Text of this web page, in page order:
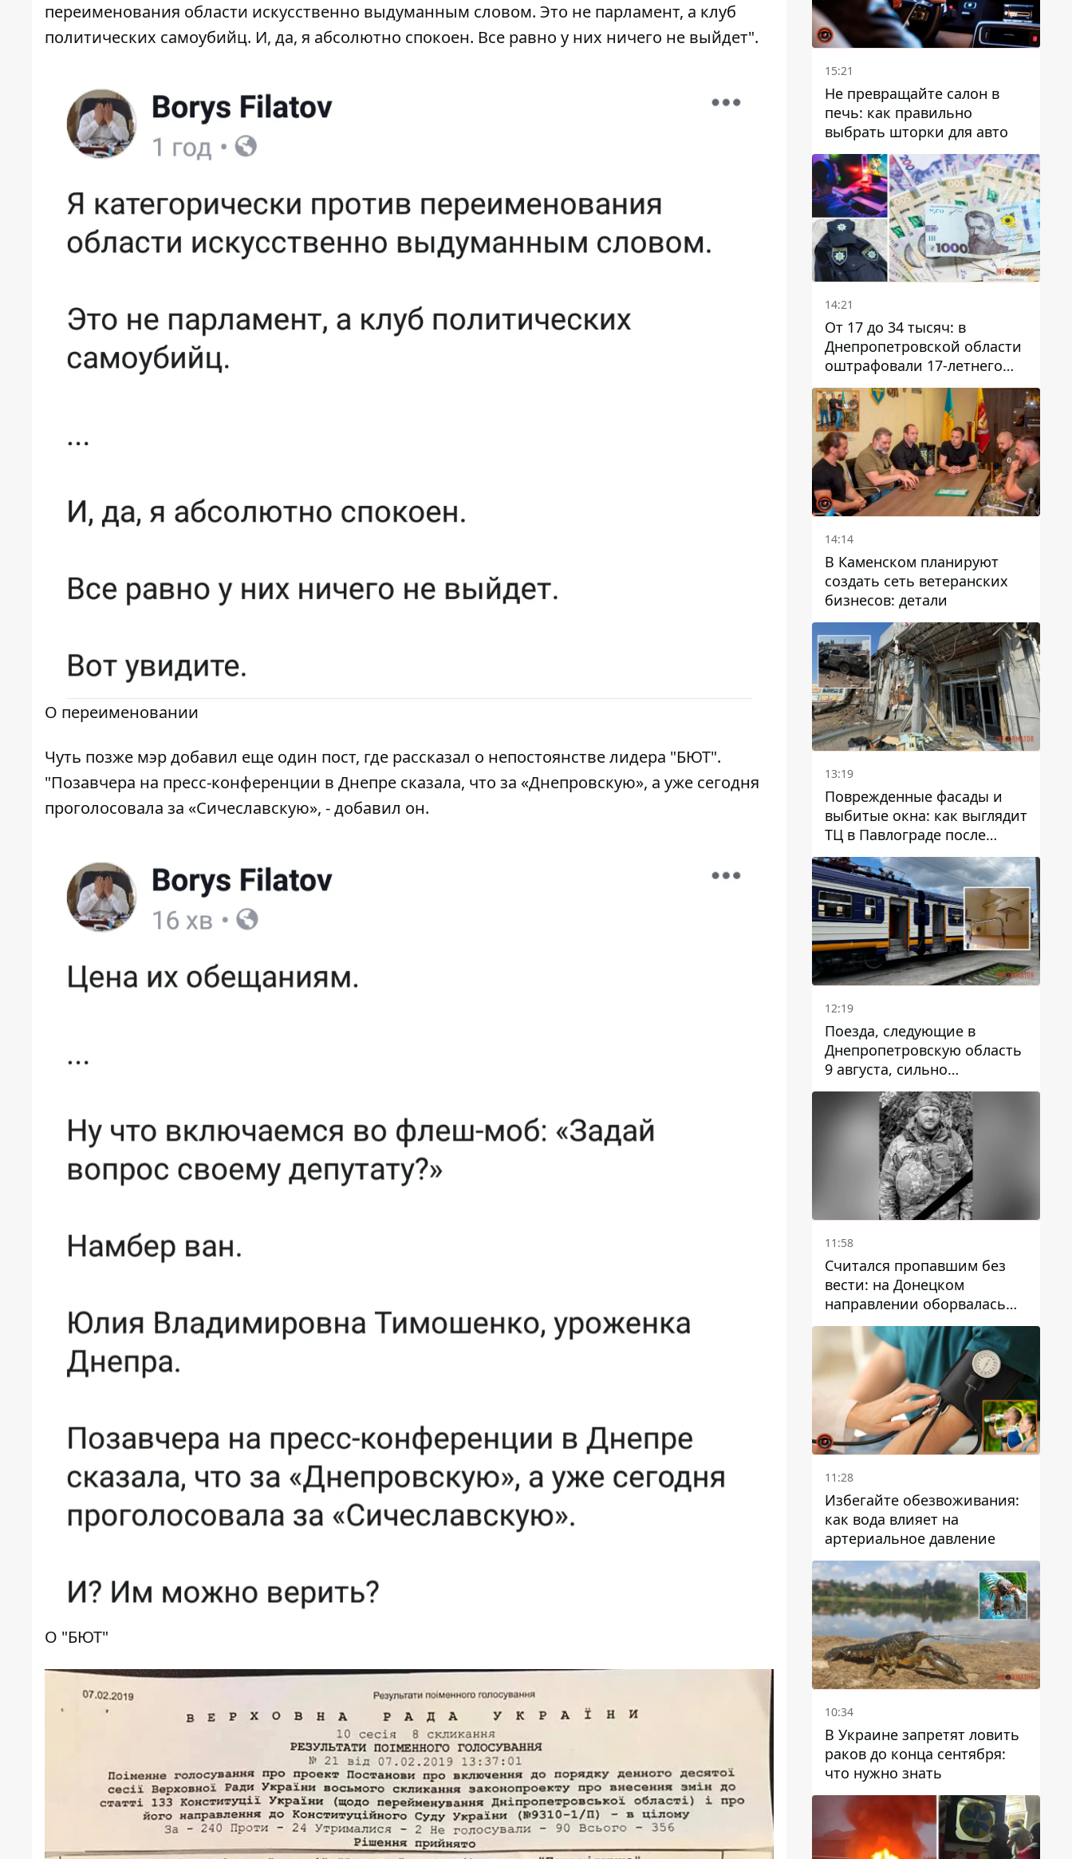
переименования области искусственно выдуманным словом. Это не парламент, а клуб
политических самоубийц. И, да, я абсолютно спокоен. Все равно у них ничего не выйдет".
О переименовании
Чуть позже мэр добавил еще один пост, где рассказал о непостоянстве лидера "БЮТ".
"Позавчера на пресс-конференции в Днепре сказала, что за «Днепровскую», а уже сегодня
проголосовала за «Сичеславскую», - добавил он.
О "БЮТ"
15:21
Не превращайте салон в
печь: как правильно
выбрать шторки для авто
14:21
От 17 до 34 тысяч: в
Днепропетровской области
оштрафовали 17-летнего
парня за развлекательный
стрим в полицейской
форме
14:14
В Каменском планируют
создать сеть ветеранских
бизнесов: детали
13:19
Поврежденные фасады и
выбитые окна: как выглядит
ТЦ в Павлограде после
удара дрона
12:19
Поезда, следующие в
Днепропетровскую область
9 августа, сильно
задерживаются
11:58
Считался пропавшим без
вести: на Донецком
направлении оборвалась
жизнь Анатолия Ткачука из
Днепропетровской области
11:28
Избегайте обезвоживания:
как вода влияет на
артериальное давление
10:34
В Украине запретят ловить
раков до конца сентября:
что нужно знать